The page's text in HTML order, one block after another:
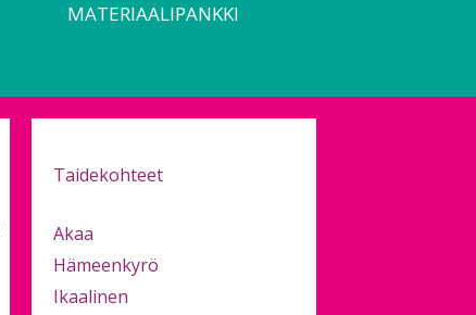
MATERIAALIPANKKI
Taidekohteet
Akaa
Hämeenkyrö
Ikaalinen